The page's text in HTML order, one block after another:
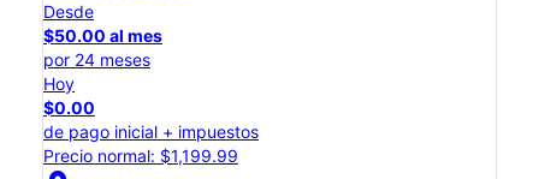
Desde
$50.00 al mes
por 24 meses
Hoy
$0.00
de pago inicial + impuestos
Precio normal: $1,199.99